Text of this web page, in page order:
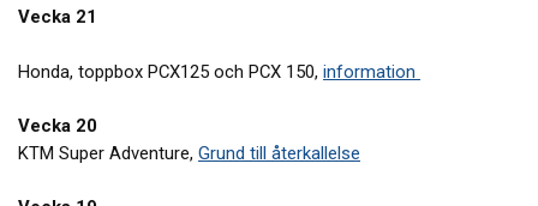
Vecka 21
Honda, toppbox PCX125 och PCX 150, information
Vecka 20
KTM Super Adventure, Grund till återkallelse